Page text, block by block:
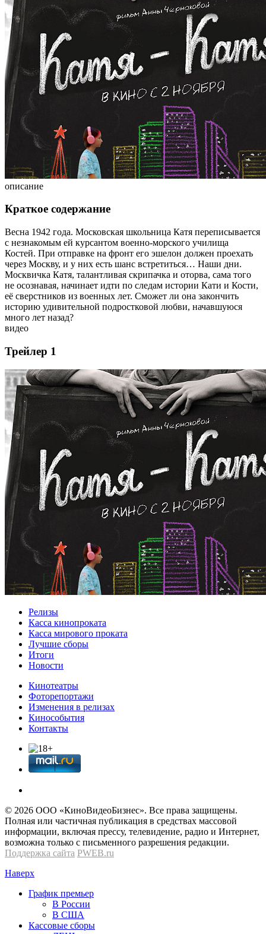
описание
Краткое содержание
Весна 1942 года. Московская школьница Катя переписывается
с незнакомым ей курсантом военно-морского училища
Костей. При отправке на фронт его эшелон должен проехать
через Москву, и у них есть шанс встретиться… Наши дни.
Москвичка Катя, талантливая скрипачка и оторва, сама того
не осознавая, начинает идти по следам истории Кати и Кости,
её сверстников из военных лет. Сможет ли она закончить
историю удивительной подростковой любви, начавшуюся
много лет назад?
видео
Трейлер 1
Релизы
Касса кинопроката
Касса мирового проката
Лучшие сборы
Итоги
Новости
Кинотеатры
Фоторепортажи
Изменения в релизах
Кинособытия
Контакты
© 2026 OOО «КиноВидеоБизнес». Все права защищены.
Полная или частичная публикация в средствах массовой
информации, включая прессу, телевидение, радио и Интернет,
возможна только с письменного разрешения редакции.
Поддержка сайта PWEB.ru
Наверх
График премьер
В России
В США
Кассовые сборы